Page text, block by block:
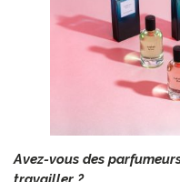
Avez-vous des